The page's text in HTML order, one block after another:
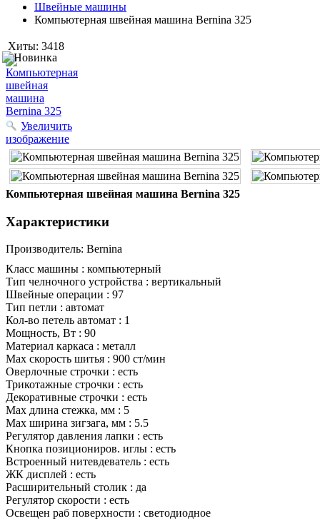
Швейные машины
Компьютерная швейная машина Bernina 325
Хиты: 3418
Увеличить
изображение
Компьютерная швейная машина Bernina 325
Характеристики
Производитель: Bernina
Класс машины : компьютерный
Тип челночного устройства : вертикальный
Швейные операции : 97
Тип петли : автомат
Кол-во петель автомат : 1
Мощность, Вт : 90
Материал каркаса : металл
Маx скорость шитья : 900 ст/мин
Оверлочные строчки : есть
Трикотажные строчки : есть
Декоративные строчки : есть
Маx длина стежка, мм : 5
Маx ширина зигзага, мм : 5.5
Регулятор давления лапки : есть
Кнопка позициониров. иглы : есть
Встроенный нитевдеватель : есть
ЖК дисплей : есть
Расширительный столик : да
Регулятор скорости : есть
Освещен раб поверхности : светодиодное